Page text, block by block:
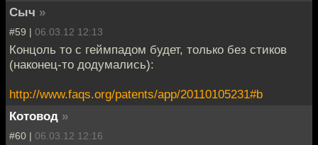
Сыч »
#59 | 06.03.12 12:13
Концоль то с геймпадом будет, только без стиков
(наконец-то додумались):
http://www.faqs.org/patents/app/20110105231#b
Котовод »
#60 | 06.03.12 12:16